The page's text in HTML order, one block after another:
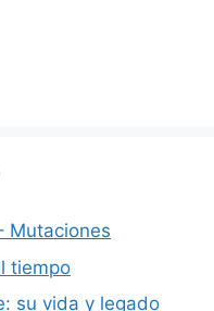
Mutaciones
tiempo
su vida y legado